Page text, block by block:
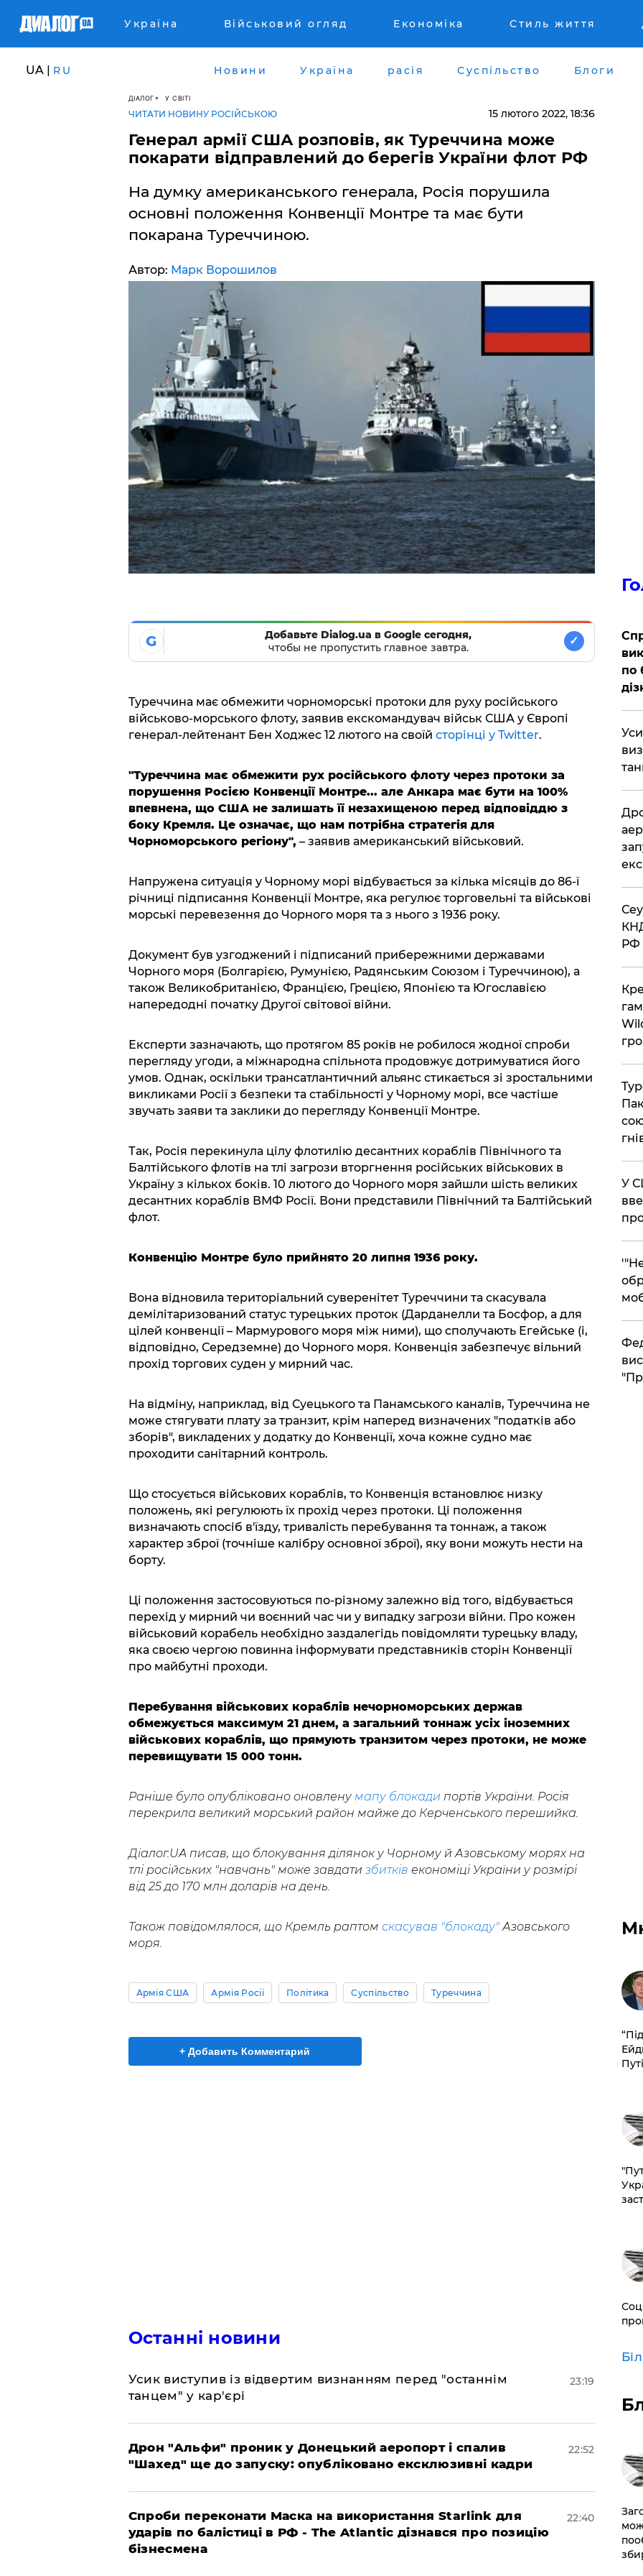
Україна Військовий огляд Економіка Стиль життя
UA | RU Новини Україна расія Суспільство Блоги
ДІАЛОГ У СВІТІ
ЧИТАТИ НОВИНУ РОСІЙСЬКОЮ 15 лютого 2022, 18:36
Генерал армії США розповів, як Туреччина може
покарати відправлений до берегів України флот РФ
На думку американського генерала, Росія порушила
основні положення Конвенції Монтре та має бути
покарана Туреччиною.
Автор: Марк Ворошилов
G
Добавьте Dialog.ua в Google сегодня,
чтобы не пропустить главное завтра.
✓
Туреччина має обмежити чорноморські протоки для руху російського
військово-морського флоту, заявив екскомандувач військ США у Європі
генерал-лейтенант Бен Ходжес 12 лютого на своїй сторінці у Twitter.
"Туреччина має обмежити рух російського флоту через протоки за
порушення Росією Конвенції Монтре... але Анкара має бути на 100%
впевнена, що США не залишать її незахищеною перед відповіддю з
боку Кремля. Це означає, що нам потрібна стратегія для
Чорноморського регіону", – заявив американський військовий.
Напружена ситуація у Чорному морі відбувається за кілька місяців до 86-ї
річниці підписання Конвенції Монтре, яка регулює торговельні та військові
морські перевезення до Чорного моря та з нього з 1936 року.
Документ був узгоджений і підписаний прибережними державами
Чорного моря (Болгарією, Румунією, Радянським Союзом і Туреччиною), а
також Великобританією, Францією, Грецією, Японією та Югославією
напередодні початку Другої світової війни.
Експерти зазначають, що протягом 85 років не робилося жодної спроби
перегляду угоди, а міжнародна спільнота продовжує дотримуватися його
умов. Однак, оскільки трансатлантичний альянс стикається зі зростальними
викликами Росії з безпеки та стабільності у Чорному морі, все частіше
звучать заяви та заклики до перегляду Конвенції Монтре.
Так, Росія перекинула цілу флотилію десантних кораблів Північного та
Балтійського флотів на тлі загрози вторгнення російських військових в
Україну з кількох боків. 10 лютого до Чорного моря зайшли шість великих
десантних кораблів ВМФ Росії. Вони представили Північний та Балтійський
флот.
Конвенцію Монтре було прийнято 20 липня 1936 року.
Вона відновила територіальний суверенітет Туреччини та скасувала
демілітаризований статус турецьких проток (Дарданелли та Босфор, а для
цілей конвенції – Мармурового моря між ними), що сполучають Егейське (і,
відповідно, Середземне) до Чорного моря. Конвенція забезпечує вільний
прохід торгових суден у мирний час.
На відміну, наприклад, від Суецького та Панамського каналів, Туреччина не
може стягувати плату за транзит, крім наперед визначених "податків або
зборів", викладених у додатку до Конвенції, хоча кожне судно має
проходити санітарний контроль.
Що стосується військових кораблів, то Конвенція встановлює низку
положень, які регулюють їх прохід через протоки. Ці положення
визначають спосіб в'їзду, тривалість перебування та тоннаж, а також
характер зброї (точніше калібру основної зброї), яку вони можуть нести на
борту.
Ці положення застосовуються по-різному залежно від того, відбувається
перехід у мирний чи воєнний час чи у випадку загрози війни. Про кожен
військовий корабель необхідно заздалегідь повідомляти турецьку владу,
яка своєю чергою повинна інформувати представників сторін Конвенції
про майбутні проходи.
Перебування військових кораблів нечорноморських держав
обмежується максимум 21 днем, а загальний тоннаж усіх іноземних
військових кораблів, що прямують транзитом через протоки, не може
перевищувати 15 000 тонн.
Раніше було опубліковано оновлену мапу блокади портів України. Росія
перекрила великий морський район майже до Керченського перешийка.
Діалог.UA писав, що блокування ділянок у Чорному й Азовському морях на
тлі російських "навчань" може завдати збитків економіці України у розмірі
від 25 до 170 млн доларів на день.
Також повідомлялося, що Кремль раптом скасував "блокаду"Азовського
моря.
Армія США Армія Росії Політика Суспільство Туреччина
+ Добавить Комментарий
Останні новини
​Усик виступив із відвертим визнанням перед "останнім
танцем" у кар'єрі
23:19
​Дрон "Альфи" проник у Донецький аеропорт і спалив
"Шахед" ще до запуску: опубліковано ексклюзивні кадри
22:52
​Спроби переконати Маска на використання Starlink для
ударів по балістиці в РФ - The Atlantic дізнався про позицію
бізнесмена
22:40
по
РФ
​У